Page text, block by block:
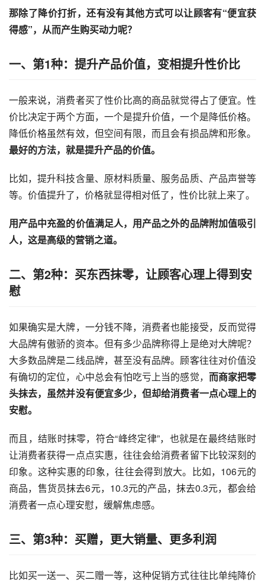
那除了降价打折，还有没有其他方式可以让顾客有“便宜获
得感”，从而产生购买动力呢？
一、第1种：提升产品价值，变相提升性价比
一般来说，消费者买了性价比高的商品就觉得占了便宜。性
价比决定于两个方面，一个是提升价值，一个是降低价格。
降低价格虽然有效，但空间有限，而且会有损品牌和形象。
最好的方法，就是提升产品的价值。
比如，提升科技含量、原材料质量、服务品质、产品声誉等
等。价值提升了，价格就显得相对低了，性价比就上来了。
用产品中充盈的价值满足人，用产品之外的品牌附加值吸引
人，这是高级的营销之道。
二、第2种：买东西抹零，让顾客心理上得到安
慰
如果确实是大牌，一分钱不降，消费者也能接受，反而觉得
大品牌有傲骄的资本。但有多少品牌称得上是绝对大牌呢？
大多数品牌是二线品牌，甚至没有品牌。顾客往往对价值没
有确切的定位，心中总会有怕吃亏上当的感觉， 而商家把零
头抹去，虽然并没有便宜多少，但却给消费者一点心理上的
安慰。
而且，结账时抹零，符合“峰终定律”，也就是在最终结账时
让消费者获得一点点实惠，往往会给消费者留下比较深刻的
印象。这种实惠的印象，往往会得到放大。比如，106元的
商品，售货员抹去6元，10.3元的产品，抹去0.3元，都会给
消费者一点心理安慰，缓解焦虑感。
三、第3种：买赠，更大销量、更多利润
比如买一送一、买二赠一等，这种促销方式往往比单纯降价